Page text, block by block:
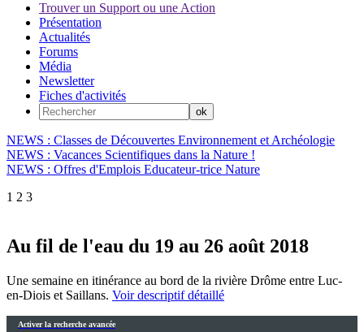
Trouver un Support ou une Action
Présentation
Actualités
Forums
Média
Newsletter
Fiches d'activités
NEWS : Classes de Découvertes Environnement et Archéologie
NEWS : Vacances Scientifiques dans la Nature !
NEWS : Offres d'Emplois Educateur-trice Nature
1 2 3
Au fil de l'eau du 19 au 26 août 2018
Une semaine en itinérance au bord de la rivière Drôme entre Luc-
en-Diois et Saillans. Voir descriptif détaillé
Activer la recherche avancée